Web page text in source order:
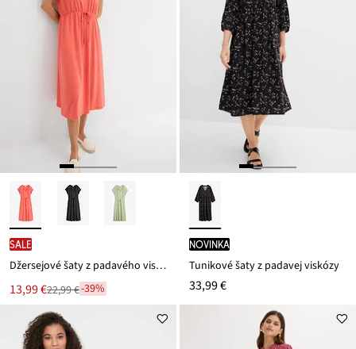
SALE
Džersejové šaty z padavého viskózového mixu
Nová
cena
13,99 €
Zľava
ceny
22,99 €
22,99 €-39%
novinka
Tunikové šaty z padavej viskózy
33,99 €